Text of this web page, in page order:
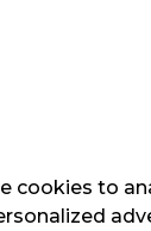
cookies to